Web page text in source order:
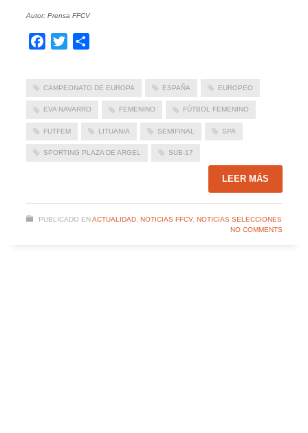
Autor: Prensa FFCV
Facebook
Twitter
CAMPEONATO DE EUROPA ESPAÑA EUROPEO
EVA NAVARRO FEMENINO FÚTBOL FEMENINO
FUTFEM LITUANIA SEMIFINAL SPA
SPORTING PLAZA DE ARGEL SUB-17
LEER MÁS
PUBLICADO EN ACTUALIDAD, NOTICIAS FFCV, NOTICIAS SELECCIONES
NO COMMENTS